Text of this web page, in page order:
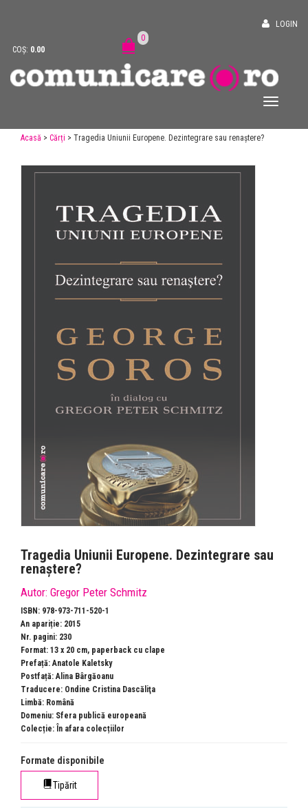
LOGIN
COȘ: 0.00
0
Acasă > Cărți > Tragedia Uniunii Europene. Dezintegrare sau renaștere?
Tragedia Uniunii Europene. Dezintegrare sau
renaștere?
Autor: Gregor Peter Schmitz
ISBN: 978-973-711-520-1
An apariție: 2015
Nr. pagini: 230
Format: 13 x 20 cm, paperback cu clape
Prefață: Anatole Kaletsky
Postfață: Alina Bârgăoanu
Traducere: Ondine Cristina Dascăliţa
Limbă: Română
Domeniu: Sfera publică europeană
Colecție: În afara colecțiilor
Formate disponibile
Tipărit